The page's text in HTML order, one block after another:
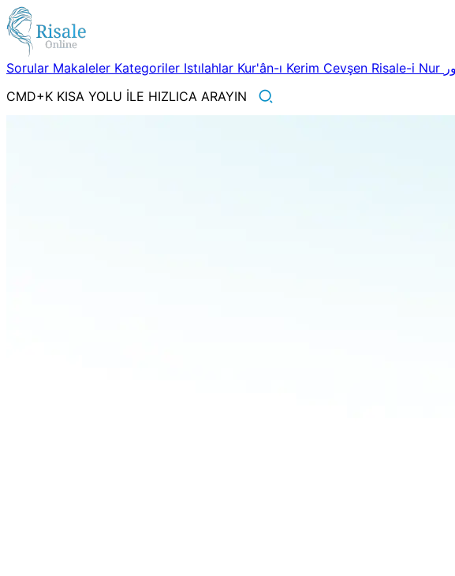
Sorular Makaleler Kategoriler Istılahlar Kur'ân-ı Kerim Cevşen Risale-i Nur
CMD+K KISA YOLU İLE HIZLICA ARAYIN